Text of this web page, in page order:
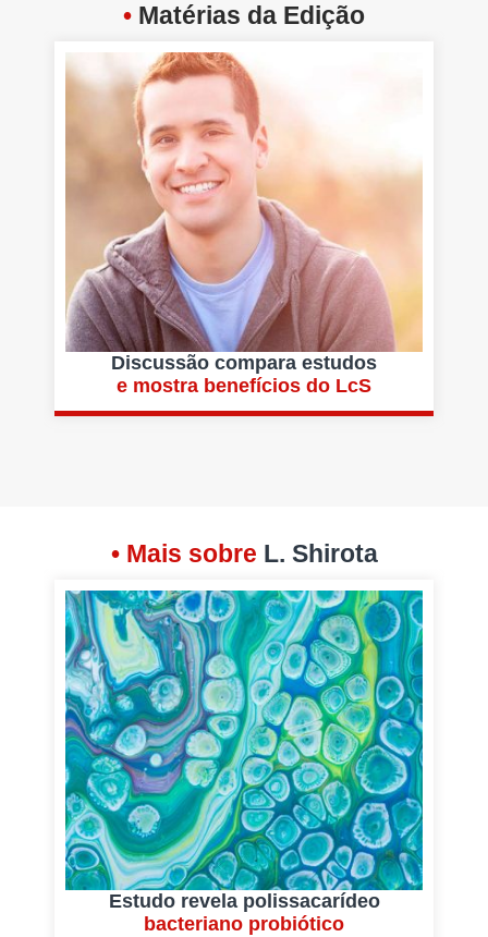
• Matérias da Edição
Discussão compara estudos
e mostra benefícios do LcS
• Mais sobre L. Shirota
Estudo revela polissacarídeo
bacteriano probiótico